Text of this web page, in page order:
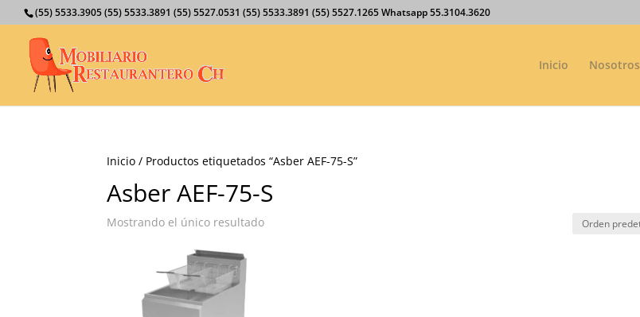
(55) 5533.3905 (55) 5533.3891 (55) 5527.0531 (55) 5533.3891 (55) 5527.1265 Whatsapp 55.3104.3620
Inicio Nosotros
Inicio / Productos etiquetados “Asber AEF-75-S”
Asber AEF-75-S
Mostrando el único resultado